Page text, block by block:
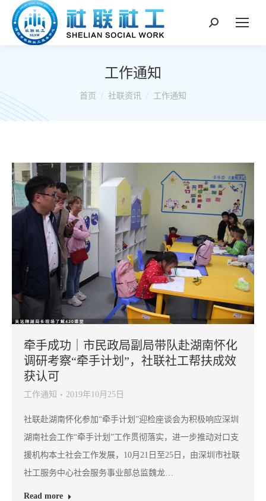
搜
工作通知
你在这里：
首页 社联资讯 工作通知
牵手成功｜市民政局副局带队赴湖南怀化
调研考察“牵手计划”，社联社工帮扶成效
获认可
工作通知 2019年10月25日
社联赴湖南怀化参加“牵手计划”迎检座谈会为积极响应深圳
湖南社会工作“牵手计划”工作贯彻落实，进一步推动对口支
援机构本土社会工作发展，10月21日至25日，由深圳市社联
社工服务中心社会服务事业部总监魏龙…
Read more